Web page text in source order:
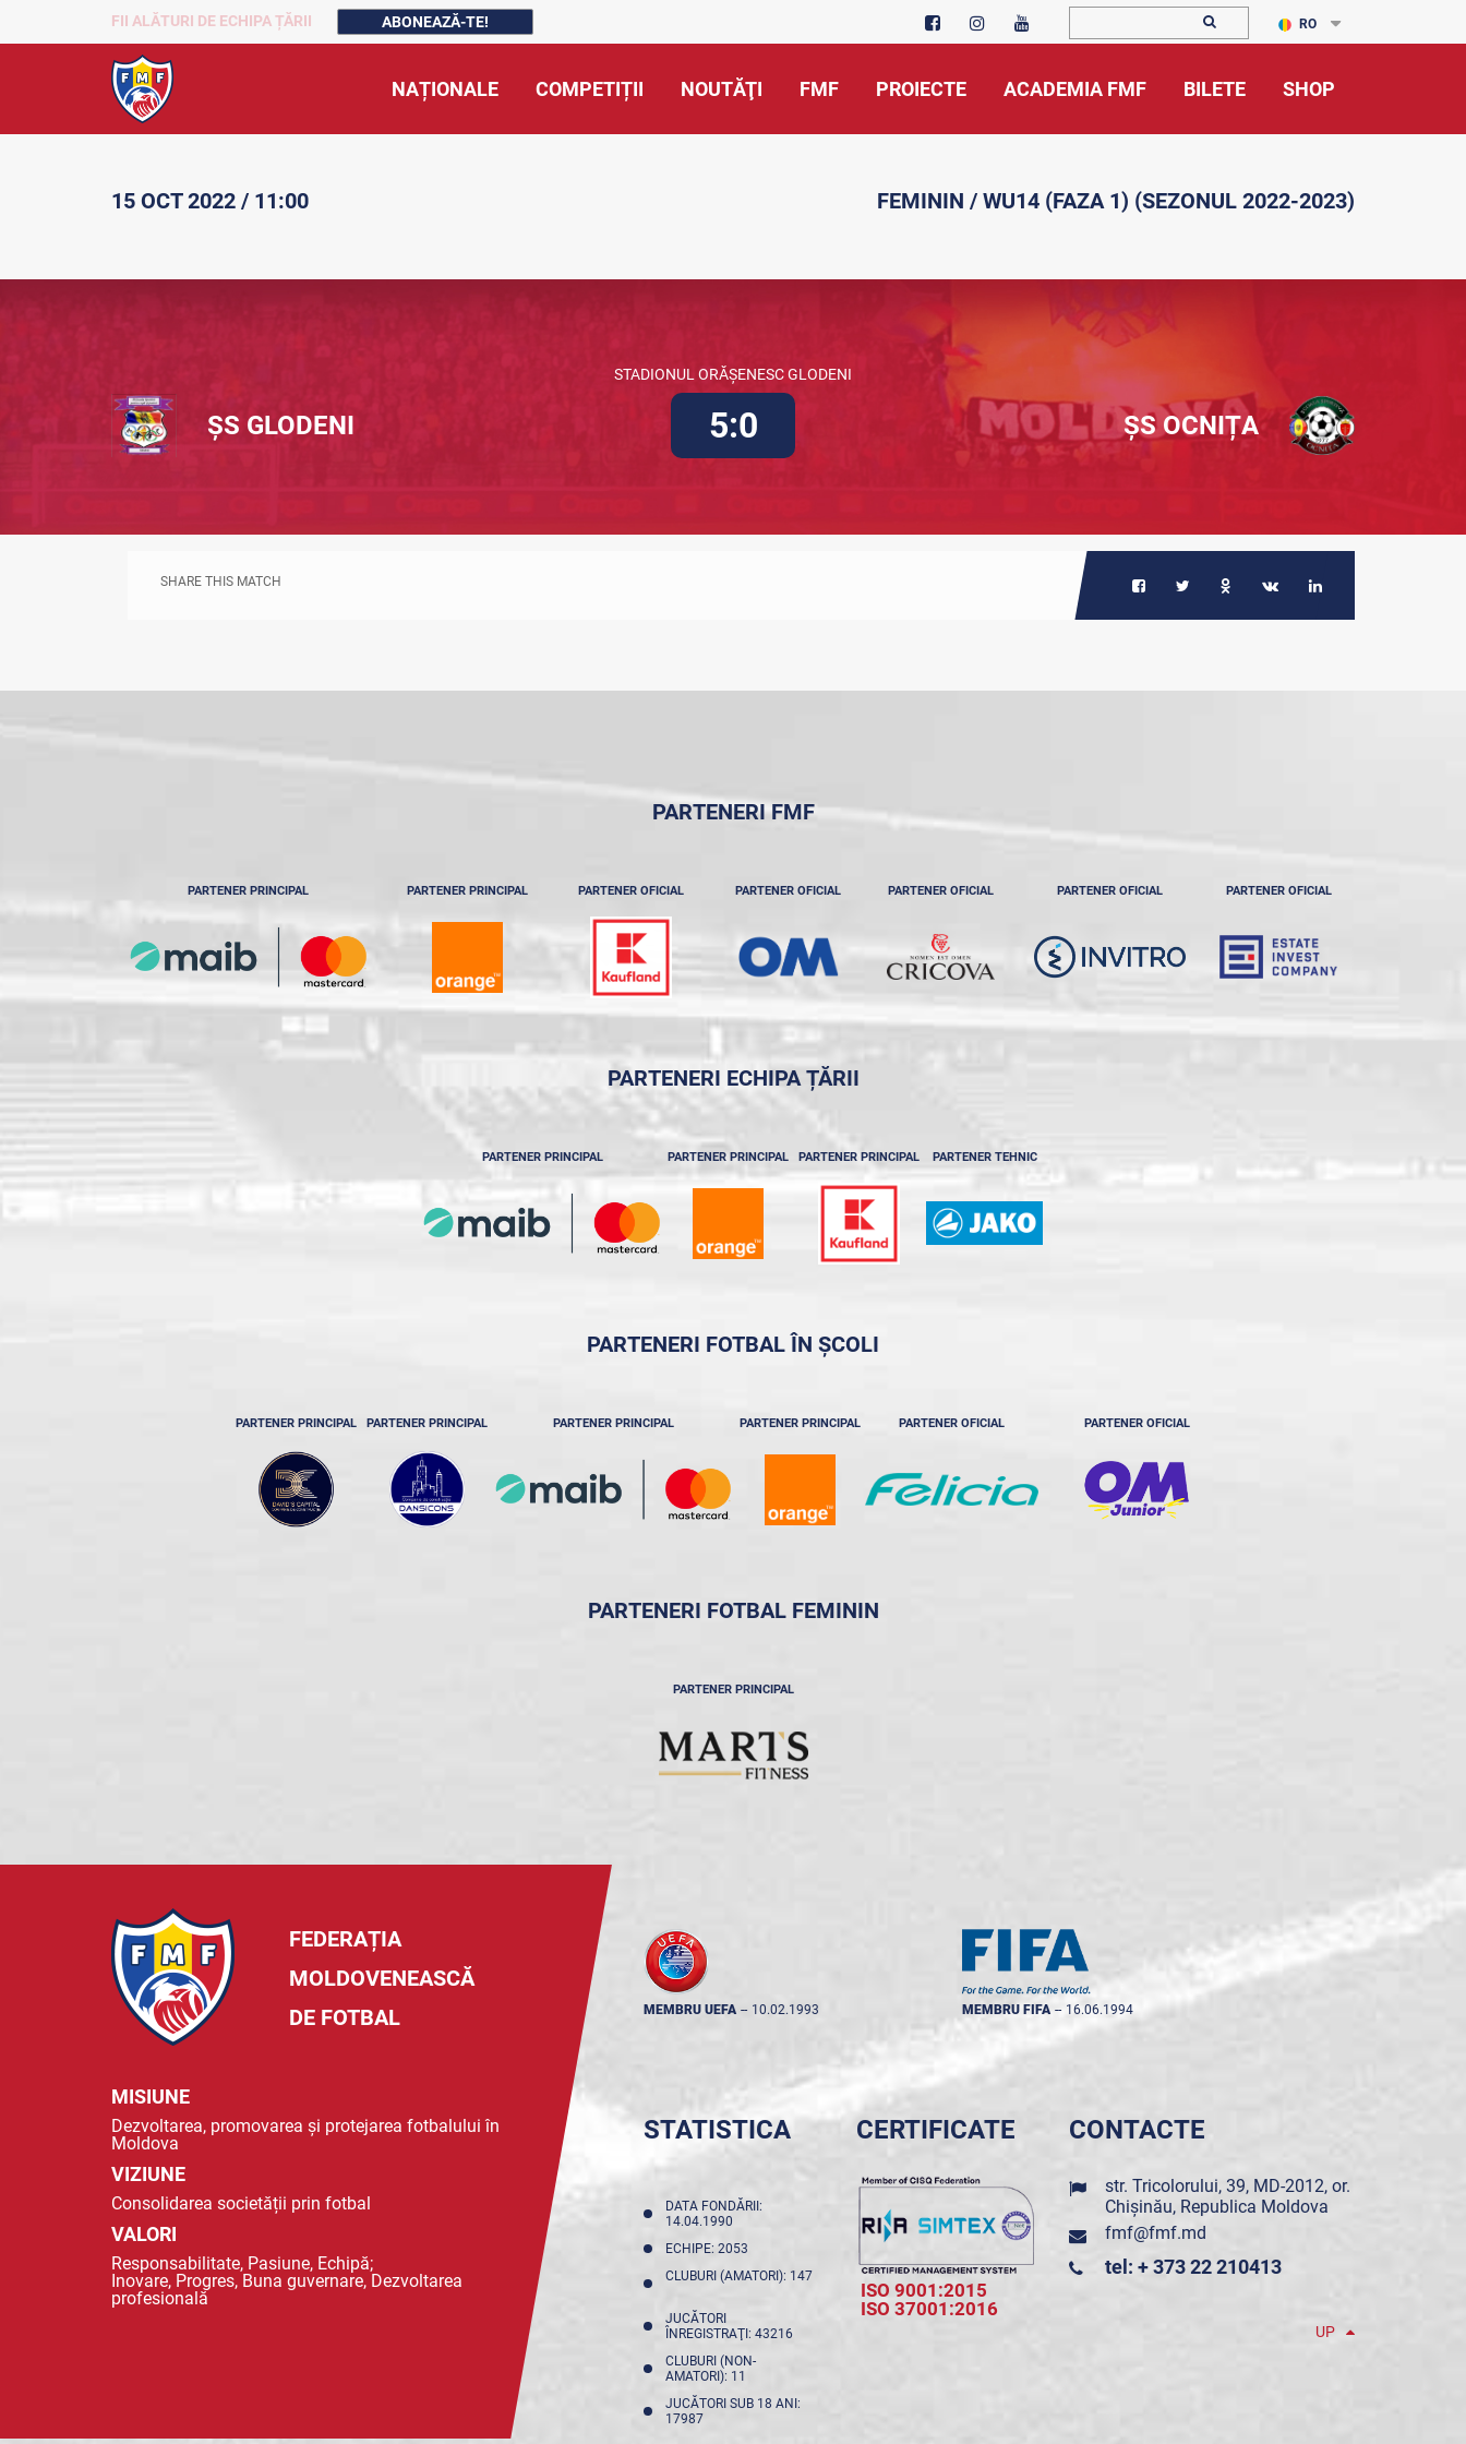
FII ALĂTURI DE ECHIPA ȚĂRII ABONEAZĂ-TE! RO
NAȚIONALE COMPETIȚII NOUTĂŢI FMF PROIECTE ACADEMIA FMF BILETE SHOP
15 OCT 2022 / 11:00 FEMININ / WU14 (FAZA 1) (SEZONUL 2022-2023)
STADIONUL ORĂȘENESC GLODENI
ȘS GLODENI 5:0 ȘS OCNIȚA
SHARE THIS MATCH
PARTENERI FMF
PARTENER PRINCIPAL PARTENER PRINCIPAL PARTENER OFICIAL PARTENER OFICIAL PARTENER OFICIAL PARTENER OFICIAL PARTENER OFICIAL
PARTENERI ECHIPA ȚĂRII
PARTENER PRINCIPAL PARTENER PRINCIPAL PARTENER PRINCIPAL PARTENER TEHNIC
PARTENERI FOTBAL ÎN ȘCOLI
PARTENER PRINCIPAL PARTENER PRINCIPAL PARTENER PRINCIPAL PARTENER PRINCIPAL PARTENER OFICIAL PARTENER OFICIAL
PARTENERI FOTBAL FEMININ
PARTENER PRINCIPAL
FEDERAȚIA
MOLDOVENEASCĂ
DE FOTBAL
MISIUNE
Dezvoltarea, promovarea și protejarea fotbalului în
Moldova
VIZIUNE
Consolidarea societății prin fotbal
VALORI
Responsabilitate, Pasiune, Echipă;
Inovare, Progres, Buna guvernare, Dezvoltarea
profesională
MEMBRU UEFA -- 10.02.1993 MEMBRU FIFA -- 16.06.1994
STATISTICA
DATA FONDĂRII:
14.04.1990
ECHIPE: 2053
CLUBURI (AMATORI): 147
JUCĂTORI
ÎNREGISTRAŢI: 43216
CLUBURI (NON-
AMATORI): 11
JUCĂTORI SUB 18 ANI:
17987
CERTIFICATE
ISO 9001:2015
ISO 37001:2016
CONTACTE
str. Tricolorului, 39, MD-2012, or.
Chișinău, Republica Moldova
fmf@fmf.md
tel: + 373 22 210413
UP